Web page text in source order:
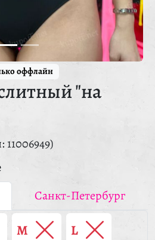
оффлайн
"на
11006949)
Санкт-Петербург
M L